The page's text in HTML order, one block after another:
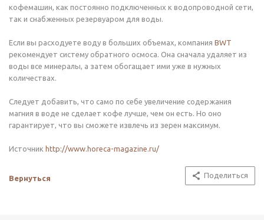
кофемашин, как постоянно подключенных к водопроводной сети,
так и снабженных резервуаром для воды.
Если вы расходуете воду в больших объемах, компания BWT
рекомендует систему обратного осмоса. Она сначала удаляет из
воды все минералы, а затем обогащает ими уже в нужных
количествах.
Следует добавить, что само по себе увеличение содержания
магния в воде не сделает кофе лучше, чем он есть. Но оно
гарантирует, что вы сможете извлечь из зерен максимум.
Источник http://www.horeca-magazine.ru/
Вернуться Поделиться